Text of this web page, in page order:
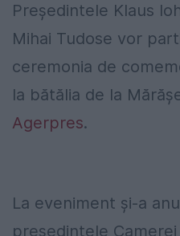
Preşedintele Klaus
Mihai Tudose vor
ceremonia de
la bătălia de la
Agerpres.
La eveniment şi-a
preşedintele